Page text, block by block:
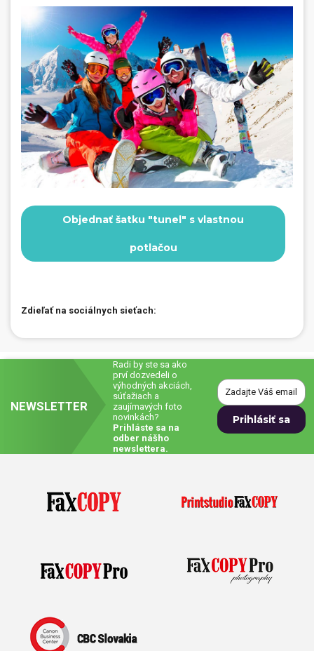
Objednať šatku "tunel" s vlastnou
potlačou
Zdieľať na sociálnych sieťach:
NEWSLETTER
Radi by ste sa ako
prví dozvedeli o
výhodných akciách,
súťažiach a
zaujímavých foto
novinkách?
Prihláste sa na
odber nášho
newslettera.